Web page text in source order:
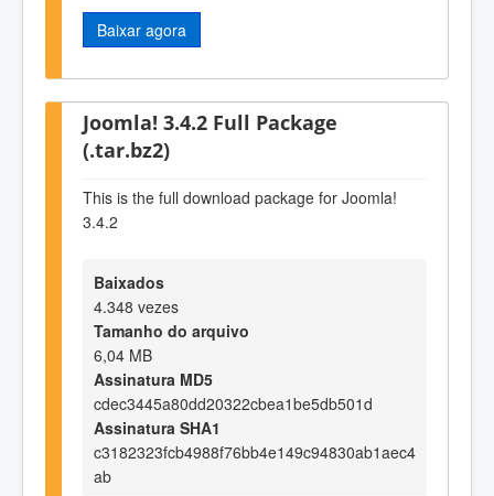
Baixar agora
Joomla! 3.4.2 Full Package
(.tar.bz2)
This is the full download package for Joomla!
3.4.2
Baixados
4.348 vezes
Tamanho do arquivo
6,04 MB
Assinatura MD5
cdec3445a80dd20322cbea1be5db501d
Assinatura SHA1
c3182323fcb4988f76bb4e149c94830ab1aec4
ab